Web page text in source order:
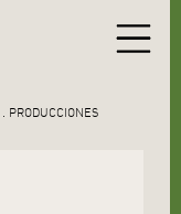
PRODUCCIONES